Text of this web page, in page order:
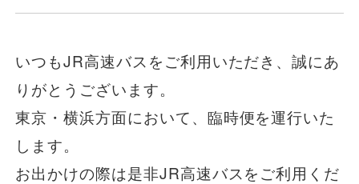
一般路線バス
貸切バス
いつもJR高速バスをご利用いただき、誠にあ
りがとうございます。
東京・横浜方面において、臨時便を運行いた
します。
お出かけの際は是非JR高速バスをご利用くだ